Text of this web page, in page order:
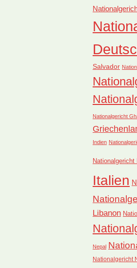
Salvador
Nationalgericht
Indien
Nationalgericht
Italien
Libanon
Nepal
Nationalgericht